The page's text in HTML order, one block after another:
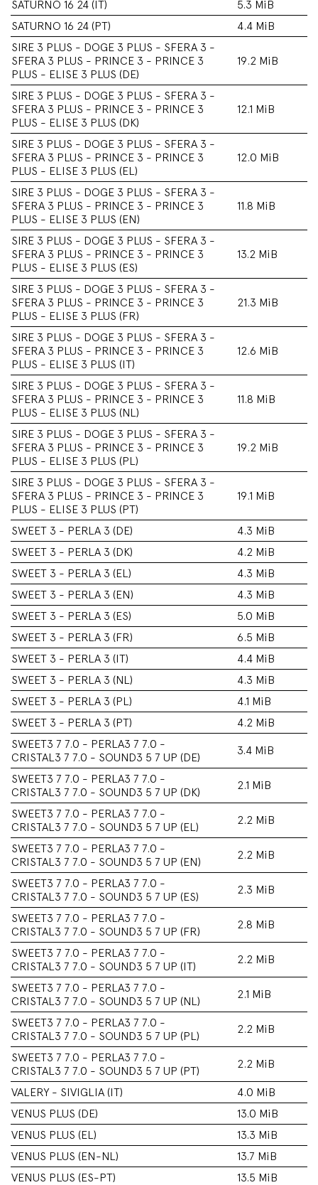
SATURNO 16 24 (IT)
5.3 MiB
SATURNO 16 24 (PT)
4.4 MiB
SIRE 3 PLUS - DOGE 3 PLUS - SFERA 3 -
SFERA 3 PLUS - PRINCE 3 - PRINCE 3
PLUS - ELISE 3 PLUS (DE)
19.2 MiB
SIRE 3 PLUS - DOGE 3 PLUS - SFERA 3 -
SFERA 3 PLUS - PRINCE 3 - PRINCE 3
PLUS - ELISE 3 PLUS (DK)
12.1 MiB
SIRE 3 PLUS - DOGE 3 PLUS - SFERA 3 -
SFERA 3 PLUS - PRINCE 3 - PRINCE 3
PLUS - ELISE 3 PLUS (EL)
12.0 MiB
SIRE 3 PLUS - DOGE 3 PLUS - SFERA 3 -
SFERA 3 PLUS - PRINCE 3 - PRINCE 3
PLUS - ELISE 3 PLUS (EN)
11.8 MiB
SIRE 3 PLUS - DOGE 3 PLUS - SFERA 3 -
SFERA 3 PLUS - PRINCE 3 - PRINCE 3
PLUS - ELISE 3 PLUS (ES)
13.2 MiB
SIRE 3 PLUS - DOGE 3 PLUS - SFERA 3 -
SFERA 3 PLUS - PRINCE 3 - PRINCE 3
PLUS - ELISE 3 PLUS (FR)
21.3 MiB
SIRE 3 PLUS - DOGE 3 PLUS - SFERA 3 -
SFERA 3 PLUS - PRINCE 3 - PRINCE 3
PLUS - ELISE 3 PLUS (IT)
12.6 MiB
SIRE 3 PLUS - DOGE 3 PLUS - SFERA 3 -
SFERA 3 PLUS - PRINCE 3 - PRINCE 3
PLUS - ELISE 3 PLUS (NL)
11.8 MiB
SIRE 3 PLUS - DOGE 3 PLUS - SFERA 3 -
SFERA 3 PLUS - PRINCE 3 - PRINCE 3
PLUS - ELISE 3 PLUS (PL)
19.2 MiB
SIRE 3 PLUS - DOGE 3 PLUS - SFERA 3 -
SFERA 3 PLUS - PRINCE 3 - PRINCE 3
PLUS - ELISE 3 PLUS (PT)
19.1 MiB
SWEET 3 - PERLA 3 (DE)
4.3 MiB
SWEET 3 - PERLA 3 (DK)
4.2 MiB
SWEET 3 - PERLA 3 (EL)
4.3 MiB
SWEET 3 - PERLA 3 (EN)
4.3 MiB
SWEET 3 - PERLA 3 (ES)
5.0 MiB
SWEET 3 - PERLA 3 (FR)
6.5 MiB
SWEET 3 - PERLA 3 (IT)
4.4 MiB
SWEET 3 - PERLA 3 (NL)
4.3 MiB
SWEET 3 - PERLA 3 (PL)
4.1 MiB
SWEET 3 - PERLA 3 (PT)
4.2 MiB
SWEET3 7 7.0 - PERLA3 7 7.0 -
CRISTAL3 7 7.0 - SOUND3 5 7 UP (DE)
3.4 MiB
SWEET3 7 7.0 - PERLA3 7 7.0 -
CRISTAL3 7 7.0 - SOUND3 5 7 UP (DK)
2.1 MiB
SWEET3 7 7.0 - PERLA3 7 7.0 -
CRISTAL3 7 7.0 - SOUND3 5 7 UP (EL)
2.2 MiB
SWEET3 7 7.0 - PERLA3 7 7.0 -
CRISTAL3 7 7.0 - SOUND3 5 7 UP (EN)
2.2 MiB
SWEET3 7 7.0 - PERLA3 7 7.0 -
CRISTAL3 7 7.0 - SOUND3 5 7 UP (ES)
2.3 MiB
SWEET3 7 7.0 - PERLA3 7 7.0 -
CRISTAL3 7 7.0 - SOUND3 5 7 UP (FR)
2.8 MiB
SWEET3 7 7.0 - PERLA3 7 7.0 -
CRISTAL3 7 7.0 - SOUND3 5 7 UP (IT)
2.2 MiB
SWEET3 7 7.0 - PERLA3 7 7.0 -
CRISTAL3 7 7.0 - SOUND3 5 7 UP (NL)
2.1 MiB
SWEET3 7 7.0 - PERLA3 7 7.0 -
CRISTAL3 7 7.0 - SOUND3 5 7 UP (PL)
2.2 MiB
SWEET3 7 7.0 - PERLA3 7 7.0 -
CRISTAL3 7 7.0 - SOUND3 5 7 UP (PT)
2.2 MiB
VALERY - SIVIGLIA (IT)
4.0 MiB
VENUS PLUS (DE)
13.0 MiB
VENUS PLUS (EL)
13.3 MiB
VENUS PLUS (EN-NL)
13.7 MiB
VENUS PLUS (ES-PT)
13.5 MiB